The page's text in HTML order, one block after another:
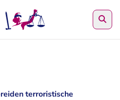
terroristische